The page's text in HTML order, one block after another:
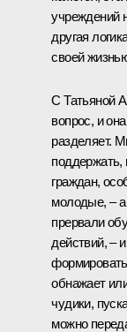
учреждений
другая
своей
СТатьяной
вопрос, и
разделяет.
поддержать,
граждан,
молодые, – а
прервали
действий, –
формировать
обнажает
чудики,
можно